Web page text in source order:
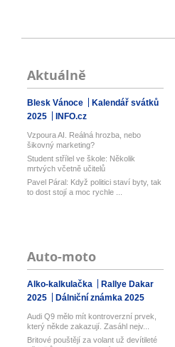
Aktuálně
Blesk Vánoce
Kalendář svátků
2025
INFO.cz
Vzpoura AI. Reálná hrozba, nebo
šikovný marketing?
Student střílel ve škole: Několik
mrtvých včetně učitelů
Pavel Páral: Když politici staví byty, tak
to dost stojí a moc rychle ...
Auto-moto
Alko-kalkulačka
Rallye Dakar
2025
Dálniční známka 2025
Audi Q9 mělo mít kontroverzní prvek,
který někde zakazují. Zasáhl nejv...
Britové pouštějí za volant už devítileté